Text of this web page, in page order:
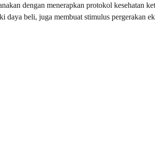
dengan menerapkan protokol kesehatan
daya beli, juga membuat stimulus pergerakan